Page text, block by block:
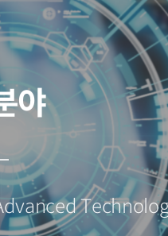
야